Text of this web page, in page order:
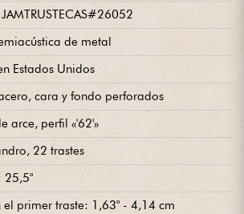
de metal
Estados Unidos
cara y fondo perforados
arce, perfil «'62'»
22 trastes
25,5"
el primer traste: 1,63" - 4,14 cm